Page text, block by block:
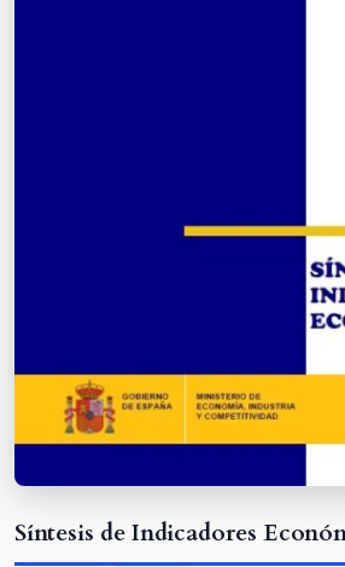
Síntesis de Indicadores